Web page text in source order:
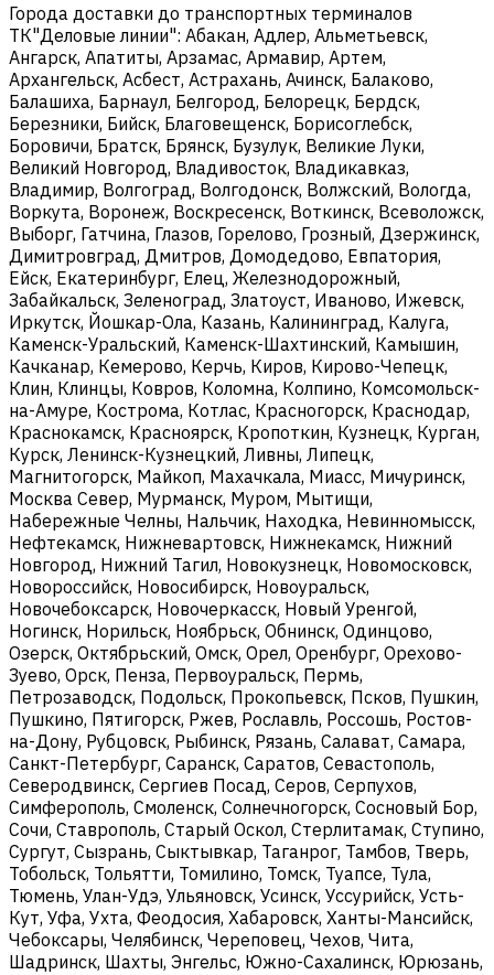
Города доставки до транспортных терминалов
ТК"Деловые линии": Абакан, Адлер, Альметьевск,
Ангарск, Апатиты, Арзамас, Армавир, Артем,
Архангельск, Асбест, Астрахань, Ачинск, Балаково,
Балашиха, Барнаул, Белгород, Белорецк, Бердск,
Березники, Бийск, Благовещенск, Борисоглебск,
Боровичи, Братск, Брянск, Бузулук, Великие Луки,
Великий Новгород, Владивосток, Владикавказ,
Владимир, Волгоград, Волгодонск, Волжский, Вологда,
Воркута, Воронеж, Воскресенск, Воткинск, Всеволожск,
Выборг, Гатчина, Глазов, Горелово, Грозный, Дзержинск,
Димитровград, Дмитров, Домодедово, Евпатория,
Ейск, Екатеринбург, Елец, Железнодорожный,
Забайкальск, Зеленоград, Златоуст, Иваново, Ижевск,
Иркутск, Йошкар-Ола, Казань, Калининград, Калуга,
Каменск-Уральский, Каменск-Шахтинский, Камышин,
Качканар, Кемерово, Керчь, Киров, Кирово-Чепецк,
Клин, Клинцы, Ковров, Коломна, Колпино, Комсомольск-
на-Амуре, Кострома, Котлас, Красногорск, Краснодар,
Краснокамск, Красноярск, Кропоткин, Кузнецк, Курган,
Курск, Ленинск-Кузнецкий, Ливны, Липецк,
Магнитогорск, Майкоп, Махачкала, Миасс, Мичуринск,
Москва Север, Мурманск, Муром, Мытищи,
Набережные Челны, Нальчик, Находка, Невинномысск,
Нефтекамск, Нижневартовск, Нижнекамск, Нижний
Новгород, Нижний Тагил, Новокузнецк, Новомосковск,
Новороссийск, Новосибирск, Новоуральск,
Новочебоксарск, Новочеркасск, Новый Уренгой,
Ногинск, Норильск, Ноябрьск, Обнинск, Одинцово,
Озерск, Октябрьский, Омск, Орел, Оренбург, Орехово-
Зуево, Орск, Пенза, Первоуральск, Пермь,
Петрозаводск, Подольск, Прокопьевск, Псков, Пушкин,
Пушкино, Пятигорск, Ржев, Рославль, Россошь, Ростов-
на-Дону, Рубцовск, Рыбинск, Рязань, Салават, Самара,
Санкт-Петербург, Саранск, Саратов, Севастополь,
Северодвинск, Сергиев Посад, Серов, Серпухов,
Симферополь, Смоленск, Солнечногорск, Сосновый Бор,
Сочи, Ставрополь, Старый Оскол, Стерлитамак, Ступино,
Сургут, Сызрань, Сыктывкар, Таганрог, Тамбов, Тверь,
Тобольск, Тольятти, Томилино, Томск, Туапсе, Тула,
Тюмень, Улан-Удэ, Ульяновск, Усинск, Уссурийск, Усть-
Кут, Уфа, Ухта, Феодосия, Хабаровск, Ханты-Мансийск,
Чебоксары, Челябинск, Череповец, Чехов, Чита,
Шадринск, Шахты, Энгельс, Южно-Сахалинск, Юрюзань,